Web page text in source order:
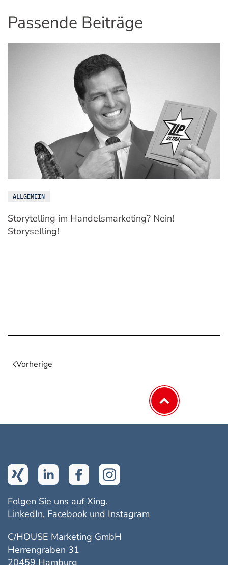
Passende Beiträge
ALLGEMEIN
Storytelling im Handelsmarketing? Nein!
Storyselling!
Vorherige
Folgen Sie uns auf Xing,
LinkedIn, Facebook und Instagram
C/HOUSE Marketing GmbH
Herrengraben 31
20459 Hamburg